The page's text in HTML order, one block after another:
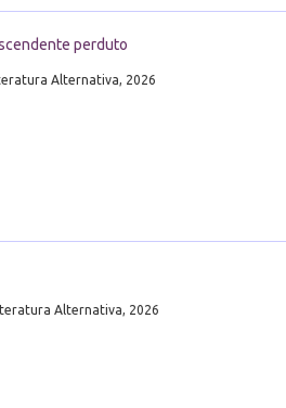
perduto
Alternativa, 2026
Alternativa, 2026